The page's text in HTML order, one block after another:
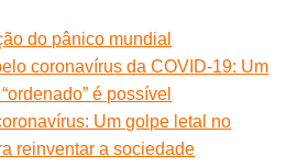
do pânico mundial
coronavírus da COVID-19: Um
é possível
Um golpe letal no
reinventar a sociedade